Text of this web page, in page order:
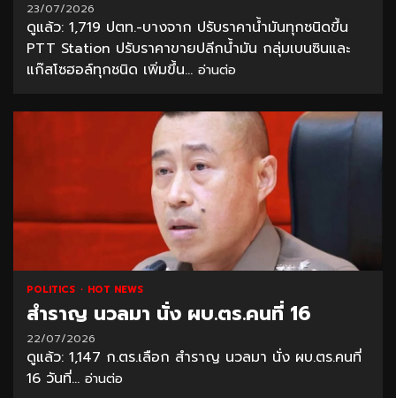
23/07/2026
ดูแล้ว: 1,719 ปตท.-บางจาก ปรับราคาน้ำมันทุกชนิดขึ้น
PTT Station ปรับราคาขายปลีกน้ำมัน กลุ่มเบนซินและ
แก๊สโซฮอล์ทุกชนิด เพิ่มขึ้น... อ่านต่อ
POLITICS HOT NEWS
สำราญ นวลมา นั่ง ผบ.ตร.คนที่ 16
22/07/2026
ดูแล้ว: 1,147 ก.ตร.เลือก สำราญ นวลมา นั่ง ผบ.ตร.คนที่
16 วันที่... อ่านต่อ